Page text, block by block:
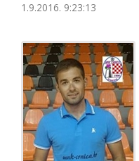
1.9.2016. 9:23:13